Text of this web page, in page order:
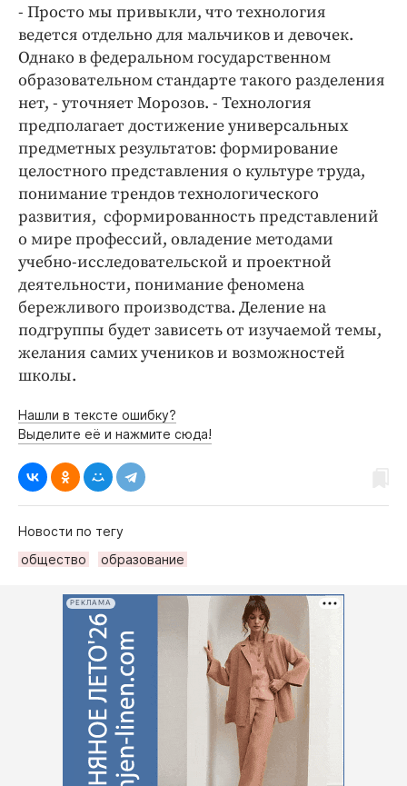
- Просто мы привыкли, что технология
ведется отдельно для мальчиков и девочек.
Однако в федеральном государственном
образовательном стандарте такого разделения
нет, - уточняет Морозов. - Технология
предполагает достижение универсальных
предметных результатов: формирование
целостного представления о культуре труда,
понимание трендов технологического
развития, сформированность представлений
о мире профессий, овладение методами
учебно-исследовательской и проектной
деятельности, понимание феномена
бережливого производства. Деление на
подгруппы будет зависеть от изучаемой темы,
желания самих учеников и возможностей
школы.
Нашли в тексте ошибку?
Выделите её и нажмите сюда!
Новости по тегу
общество
образование
РЕКЛАМА